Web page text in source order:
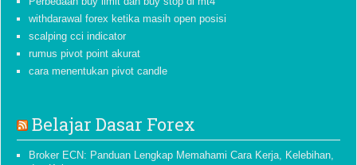
withdarawal forex ketika masih open posisi
scalping cci indicator
rumus pivot point akurat
cara menentukan pivot candle
Belajar Dasar Forex
Broker ECN: Panduan Lengkap Memahami Cara Kerja, Kelebihan,